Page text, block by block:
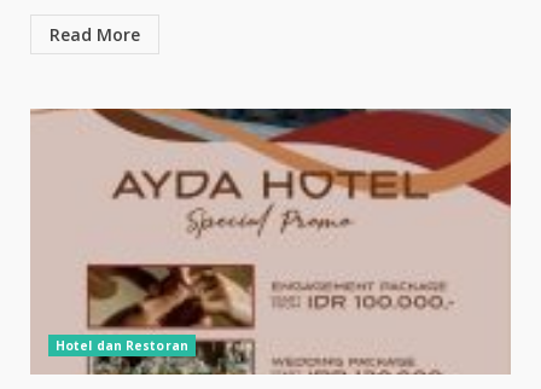
Read More
Hotel dan Restoran